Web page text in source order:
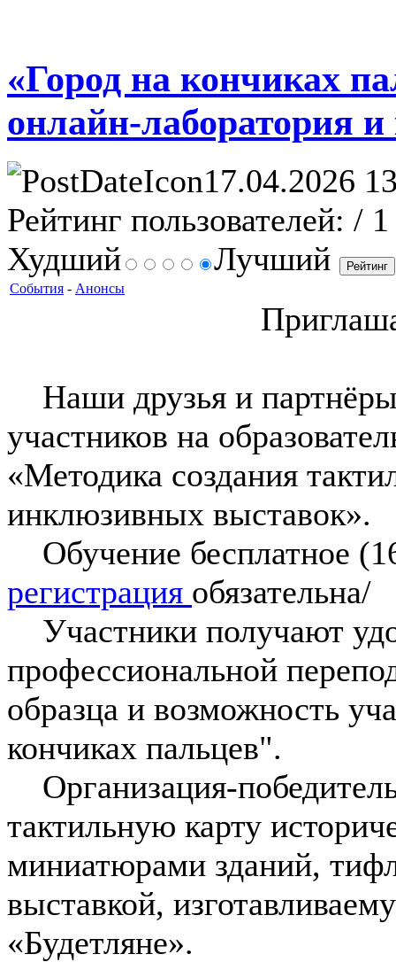
«Город на кончиках
онлайн-лаборатория и
17.04.2026
Рейтинг пользователей: / 1
Худший
Лучший
События - Анонсы
Наши друзья и
участников на
«Методика создания
инклюзивных выставок».
Обучение бесплатное
регистрация обязательна/
Участники получают
профессиональной
образца и возможность
кончиках пальцев".
Организация-
тактильную карту
миниатюрами зданий,
выставкой,
«Будетляне».